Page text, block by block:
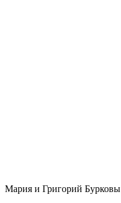
Мария и Григорий Бурковы